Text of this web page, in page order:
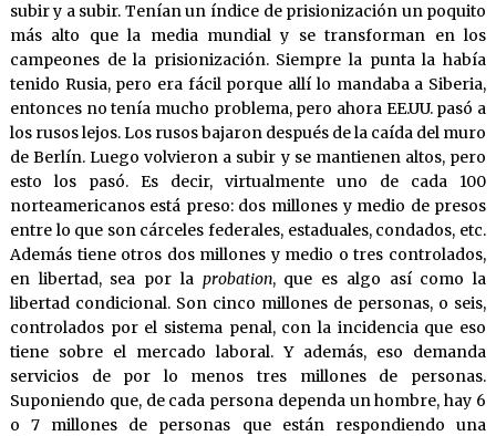
subir y a subir. Tenían un índice de prisionización un poquito
más alto que la media mundial y se transforman en los
campeones de la prisionización. Siempre la punta la había
tenido Rusia, pero era fácil porque allí lo mandaba a Siberia,
entonces no tenía mucho problema, pero ahora EE.UU. pasó a
los rusos lejos. Los rusos bajaron después de la caída del muro
de Berlín. Luego volvieron a subir y se mantienen altos, pero
esto los pasó. Es decir, virtualmente uno de cada 100
norteamericanos está preso: dos millones y medio de presos
entre lo que son cárceles federales, estaduales, condados, etc.
Además tiene otros dos millones y medio o tres controlados,
en libertad, sea por la probation, que es algo así como la
libertad condicional. Son cinco millones de personas, o seis,
controlados por el sistema penal, con la incidencia que eso
tiene sobre el mercado laboral. Y además, eso demanda
servicios de por lo menos tres millones de personas.
Suponiendo que, de cada persona dependa un hombre, hay 6
o 7 millones de personas que están respondiendo una